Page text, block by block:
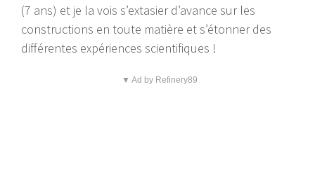
(7 ans) et je la vois s’extasier d’avance sur les
constructions en toute matière et s’étonner des
différentes expériences scientifiques !
▼ Ad by Refinery89